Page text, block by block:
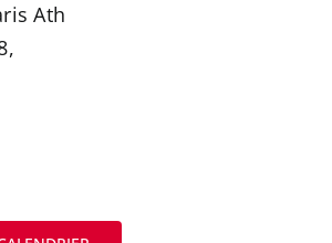
Ath